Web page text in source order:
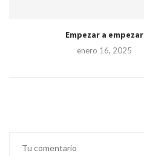
Empezar a empezar
enero 16, 2025